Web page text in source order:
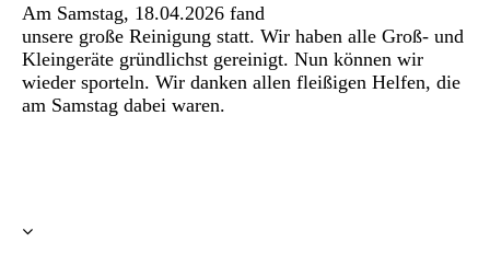
Am Samstag, 18.04.2026 fand
unsere große Reinigung statt. Wir haben alle Groß- und
Kleingeräte gründlichst gereinigt. Nun können wir
wieder sporteln. Wir danken allen fleißigen Helfen, die
am Samstag dabei waren.